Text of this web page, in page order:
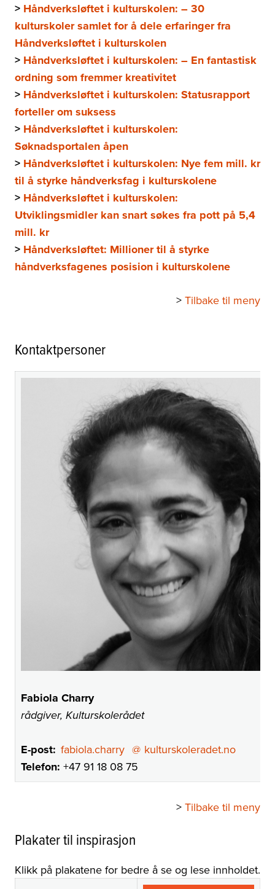
> Håndverksløftet i kulturskolen: – 30
kulturskoler samlet for å dele erfaringer fra
Håndverksløftet i kulturskolen
> Håndverksløftet i kulturskolen: – En fantastisk
ordning som fremmer kreativitet
> Håndverksløftet i kulturskolen: Statusrapport
forteller om suksess
> Håndverksløftet i kulturskolen:
Søknadsportalen åpen
> Håndverksløftet i kulturskolen: Nye fem mill. kr
til å styrke håndverksfag i kulturskolene
> Håndverksløftet i kulturskolen:
Utviklingsmidler kan snart søkes fra pott på 5,4
mill. kr
> Håndverksløftet: Millioner til å styrke
håndverksfagenes posision i kulturskolene
> Tilbake til meny
Kontaktpersoner
Fabiola Charry
rådgiver, Kulturskolerådet
E-post: fabiola.charry @ kulturskoleradet.no
Telefon: +47 91 18 08 75
> Tilbake til meny
Plakater til inspirasjon
Klikk på plakatene for bedre å se og lese innholdet.